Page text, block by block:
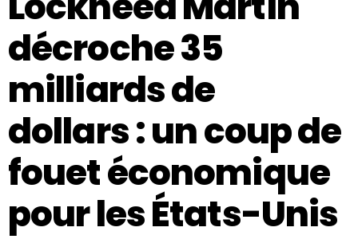
décroche 35
milliards de
dollars : un coup de
fouet économique
pour les États-Unis